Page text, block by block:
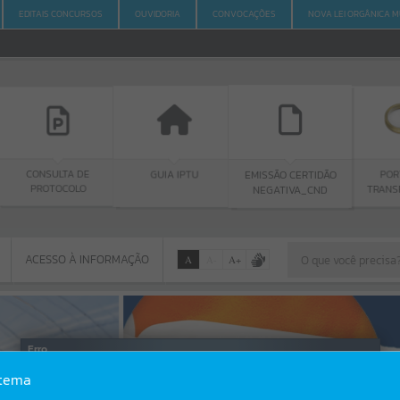
EDITAIS CONCURSOS OUVIDORIA CONVOCAÇÕES NOVA LEI ORGÂNICA
DE
GUIA IPTU
EMISSÃO CERTIDÃO
NEGATIVA_CND
PORTAL DA
TRANSPARÊNCIA
Por favor, aguarde...
ACESSO À INFORMAÇÃO
ACESSO À INFORMAÇÃO
A A+
Erro